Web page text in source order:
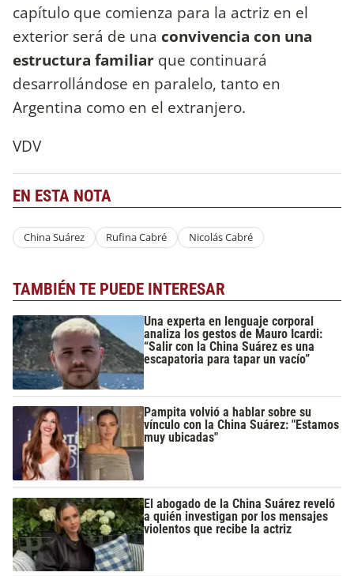
capítulo que comienza para la actriz en el
exterior será de una convivencia con una
estructura familiar que continuará
desarrollándose en paralelo, tanto en
Argentina como en el extranjero.
VDV
EN ESTA NOTA
China Suárez Rufina Cabré Nicolás Cabré
TAMBIÉN TE PUEDE INTERESAR
Una experta en lenguaje corporal
analiza los gestos de Mauro Icardi:
“Salir con la China Suárez es una
escapatoria para tapar un vacío”
Pampita volvió a hablar sobre su
vínculo con la China Suárez: "Estamos
muy ubicadas"
El abogado de la China Suárez reveló
a quién investigan por los mensajes
violentos que recibe la actriz